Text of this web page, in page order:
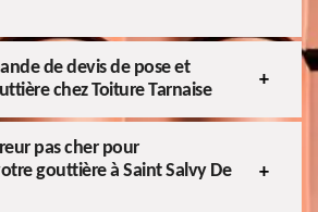
de devis de pose et
chez Toiture Tarnaise
pas cher pour
gouttière à Saint Salvy De